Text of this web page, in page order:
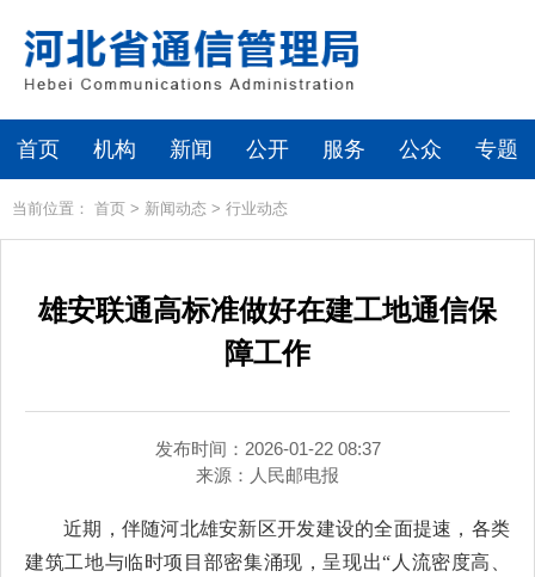
首页 机构 新闻 公开 服务 公众 专题
当前位置： 首页 > 新闻动态 > 行业动态
雄安联通高标准做好在建工地通信保
障工作
发布时间：2026-01-22 08:37
来源： 人民邮电报
近期，伴随河北雄安新区开发建设的全面提速，各类
建筑工地与临时项目部密集涌现，呈现出“人流密度高、